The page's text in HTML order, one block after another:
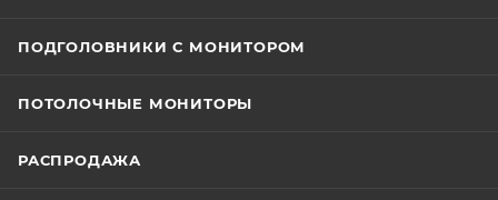
ПОДГОЛОВНИКИ С МОНИТОРОМ
ПОТОЛОЧНЫЕ МОНИТОРЫ
РАСПРОДАЖА